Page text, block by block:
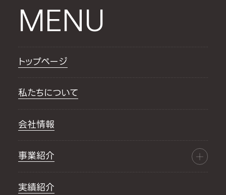
MENU
トップページ
私たちについて
会社情報
事業紹介
実績紹介